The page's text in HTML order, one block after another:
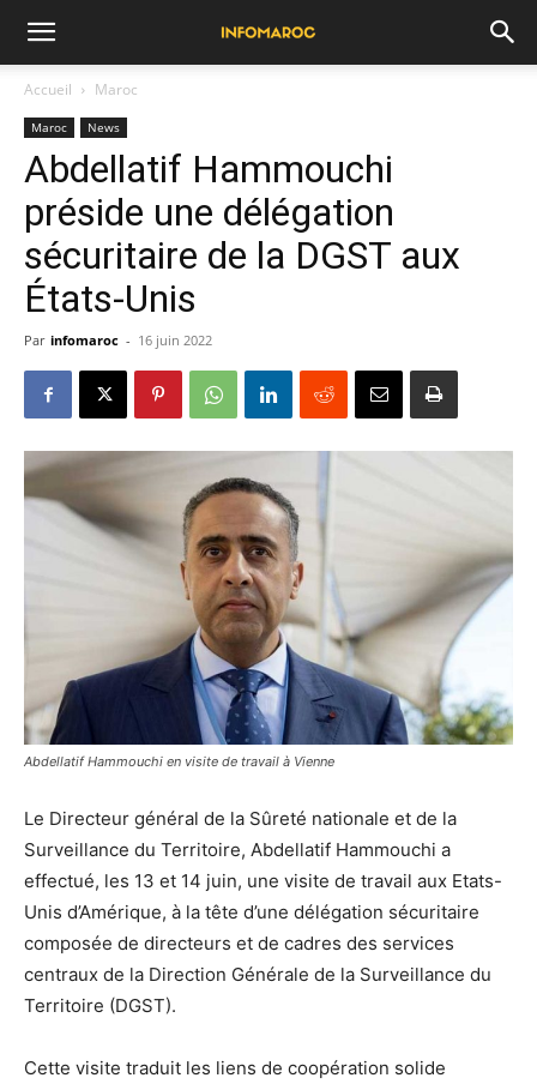
Accueil Maroc
Maroc News
Abdellatif Hammouchi
préside une délégation
sécuritaire de la DGST aux
États-Unis
Par infomaroc - 16 juin 2022
Abdellatif Hammouchi en visite de travail à Vienne
Le Directeur général de la Sûreté nationale et de la
Surveillance du Territoire, Abdellatif Hammouchi a
effectué, les 13 et 14 juin, une visite de travail aux Etats-
Unis d’Amérique, à la tête d’une délégation sécuritaire
composée de directeurs et de cadres des services
centraux de la Direction Générale de la Surveillance du
Territoire (DGST).
Cette visite traduit les liens de coopération solide